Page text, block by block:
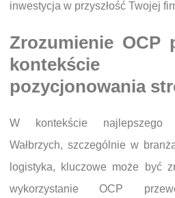
inwestycja w przyszłość Twojej
Zrozumienie OCP
kontekście
pozycjonowania
W kontekście najlepszego
Wałbrzych, szczególnie w
logistyka, kluczowe może być
wykorzystanie OCP